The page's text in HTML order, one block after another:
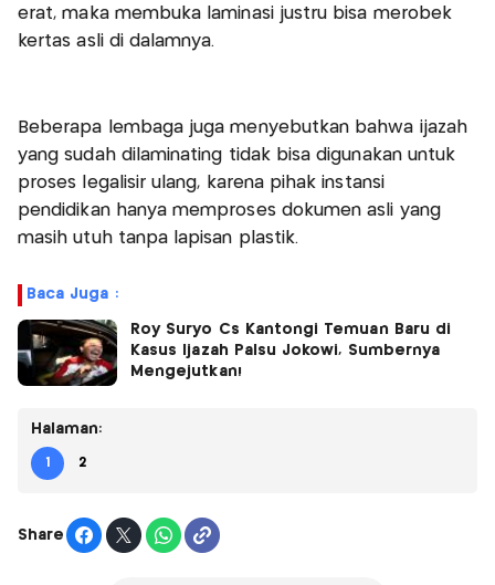
erat, maka membuka laminasi justru bisa merobek
kertas asli di dalamnya.
Beberapa lembaga juga menyebutkan bahwa ijazah
yang sudah dilaminating tidak bisa digunakan untuk
proses legalisir ulang, karena pihak instansi
pendidikan hanya memproses dokumen asli yang
masih utuh tanpa lapisan plastik.
Baca Juga :
Roy Suryo Cs Kantongi Temuan Baru di
Kasus Ijazah Palsu Jokowi, Sumbernya
Mengejutkan!
Halaman:
1 2
Share